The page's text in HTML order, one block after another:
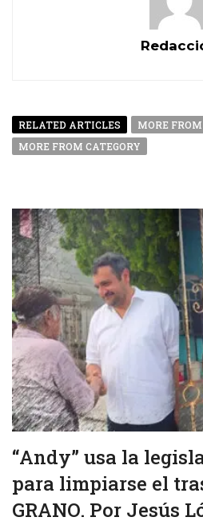
RELATED ARTICLES
MORE
MORE FROM CATEGORY
“Andy” usa la
para limpiarse el
GRANO. Por Jesús